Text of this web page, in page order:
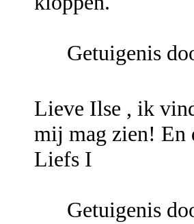
Getuigenis
Lieve Ilse , ik
mij mag zien! En
Liefs I
Getuigenis